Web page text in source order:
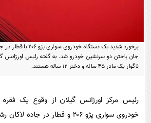
مجله تصویری سلاح
سیاست
خواندنی ها و دیدنی ها
داستان کوتاه
آشپزی
آموزش زبان
برخورد شدید یک دستگاه
جان باختن دو سرنشین خودرو شد. به گفته رئیس اورژانس
ناگوار یک مادر ۴۵ ساله و دختر ۱۲ ساله هستند.
رئیس مرکز اورژانس گیلان از وقوع یک
خودروی سواری پژو ۲۰۶ و قطار در